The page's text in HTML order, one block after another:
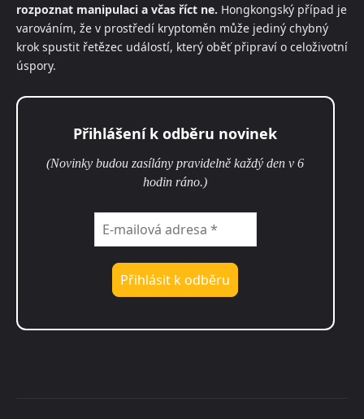
rozpoznat manipulaci a včas říct ne. Hongkongský případ je
varováním, že v prostředí kryptoměn může jediný chybný
krok spustit řetězec událostí, který oběť připraví o celoživotní
úspory.
Přihlášení k odběru novinek
(Novinky budou zasílány pravidelně každý den v 6
hodin ráno.)